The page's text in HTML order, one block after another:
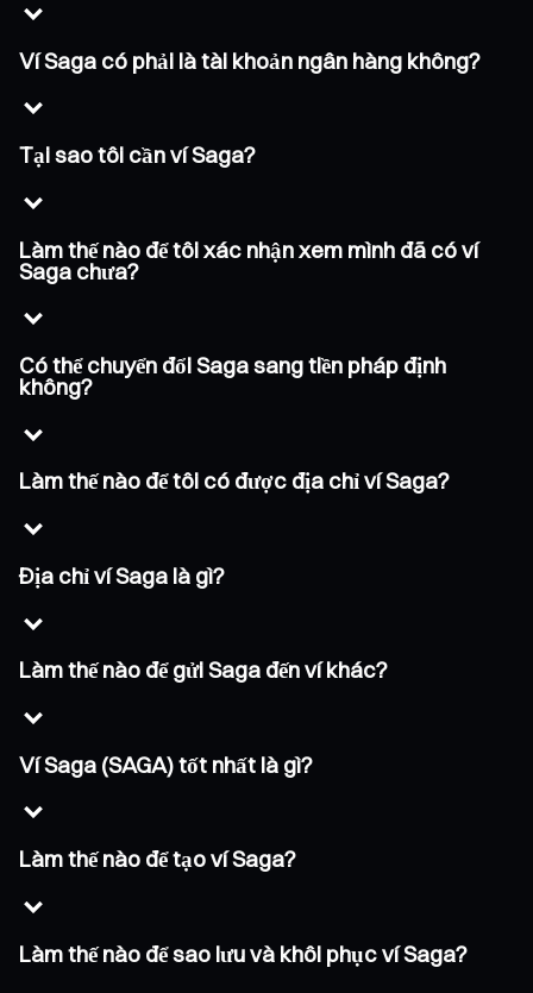
Ví Saga có phải là tài khoản ngân hàng không?
Tại sao tôi cần ví Saga?
Làm thế nào để tôi xác nhận xem mình đã có ví
Saga chưa?
Có thể chuyển đổi Saga sang tiền pháp định
không?
Làm thế nào để tôi có được địa chỉ ví Saga?
Địa chỉ ví Saga là gì?
Làm thế nào để gửi Saga đến ví khác?
Ví Saga (SAGA) tốt nhất là gì?
Làm thế nào để tạo ví Saga?
Làm thế nào để sao lưu và khôi phục ví Saga?